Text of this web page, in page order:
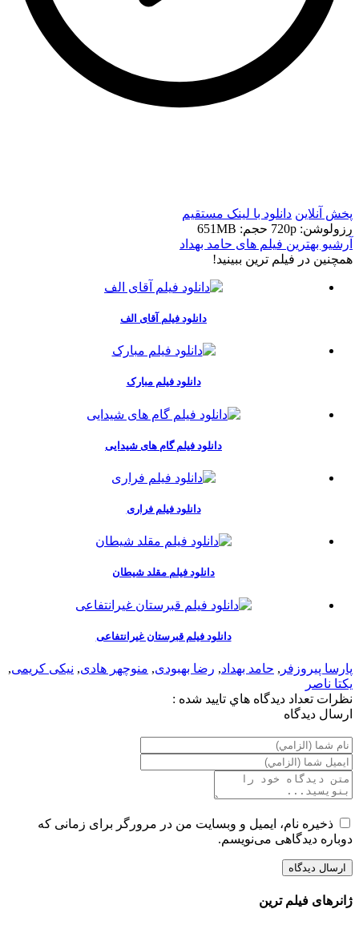
پخش آنلاین دانلود با لينک مستقيم
رزولوشن: 720p
حجم: 651MB
آرشیو بهترین فیلم های حامد بهداد
همچنين در فيلم ترين ببينيد!
دانلود فیلم آقای الف
دانلود فیلم مبارک
دانلود فیلم گام های شیدایی
دانلود فیلم فراری
دانلود فیلم مقلد شیطان
دانلود فیلم قبرستان غیرانتفاعی
پارسا پیروزفر , حامد بهداد, رضا بهبودی, منوچهر هادی, نیکی کریمی,
یکتا ناصر
نظرات تعداد ديدگاه هاي تاييد شده :
ارسال ديدگاه
ذخیره نام، ایمیل و وبسایت من در مرورگر برای زمانی که
دوباره دیدگاهی می‌نویسم.
ژانرهای فیلم ترین